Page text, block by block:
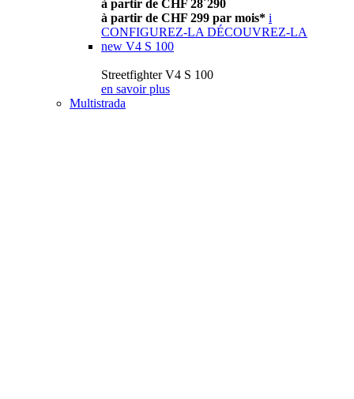
à partir de CHF 28´290
à partir de CHF 299 par mois* i
CONFIGUREZ-LA DÉCOUVREZ-LA
new V4 S 100
Streetfighter V4 S 100
en savoir plus
Multistrada